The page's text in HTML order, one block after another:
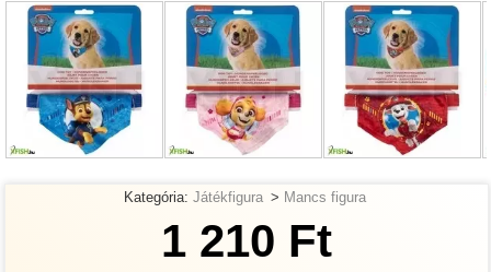
Kategória:Játékfigura > Mancs figura
1 210 Ft